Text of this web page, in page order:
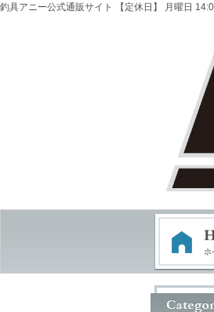
釣具アニー公式通販サイト 【定休日】 月曜日